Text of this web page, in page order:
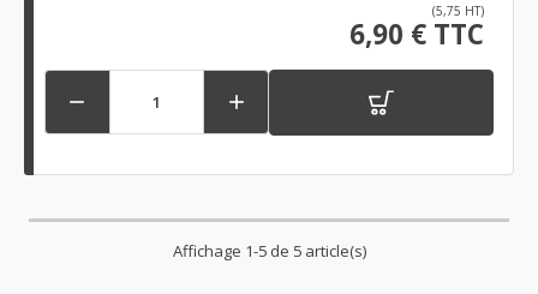
(5,75 HT)
6,90 € TTC
 
Affichage 1-5 de 5 article(s)